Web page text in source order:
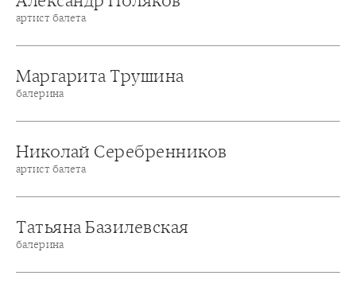
артист балета
Маргарита Трушина
балерина
Николай Серебренников
артист балета
Татьяна Базилевская
балерина